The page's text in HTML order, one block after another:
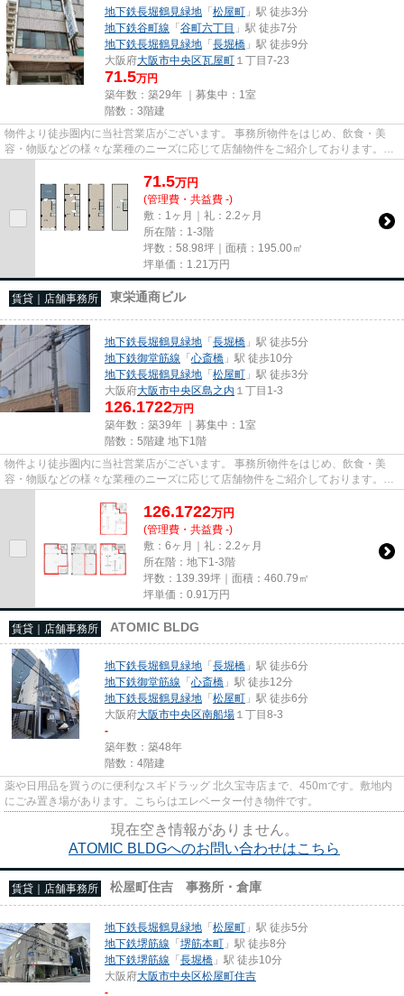
地下鉄長堀鶴見緑地 「松屋町 」駅 徒歩3分
地下鉄谷町線 「谷町六丁目 」駅 徒歩7分
地下鉄長堀鶴見緑地 「長堀橋 」駅 徒歩9分
大阪府大阪市中央区瓦屋町 １丁目7-23
71.5万円
築年数：築29年 ｜募集中： 1室
階数：3階建
物件より徒歩圏内に当社営業店がございます。 事務所物件をはじめ、飲食・美
容・物販などの様々な業種のニーズに応じて店舗物件をご紹介しております。
尚、弊社ではおとり広告は一切...
71.5万円
(管理費・共益費 -)
敷：1ヶ月｜礼：2.2ヶ月
所在階：1-3階
坪数：58.98坪｜面積：195.00㎡
坪単価： 1.21 万円
賃貸｜店舗事務所 東栄通商ビル
地下鉄長堀鶴見緑地 「長堀橋 」駅 徒歩5分
地下鉄御堂筋線 「心斎橋 」駅 徒歩10分
地下鉄長堀鶴見緑地 「松屋町 」駅 徒歩3分
大阪府大阪市中央区島之内 １丁目1-3
126.1722万円
築年数：築39年 ｜募集中： 1室
階数：5階建 地下1階
物件より徒歩圏内に当社営業店がございます。 事務所物件をはじめ、飲食・美
容・物販などの様々な業種のニーズに応じて店舗物件をご紹介しております。
尚、弊社ではおとり広告は一切...
126.1722万円
(管理費・共益費 -)
敷：6ヶ月｜礼：2.2ヶ月
所在階：地下1-3階
坪数：139.39坪｜面積：460.79㎡
坪単価： 0.91 万円
賃貸｜店舗事務所 ATOMIC BLDG
地下鉄長堀鶴見緑地 「長堀橋 」駅 徒歩6分
地下鉄御堂筋線 「心斎橋 」駅 徒歩12分
地下鉄長堀鶴見緑地 「松屋町 」駅 徒歩6分
大阪府大阪市中央区南船場 １丁目8-3
-
築年数：築48年
階数：4階建
薬や日用品を買うのに便利なスギドラッグ 北久宝寺店まで、450mです。敷地内
にごみ置き場があります。こちらはエレベーター付き物件です。
現在空き情報がありません。
ATOMIC BLDGへのお問い合わせはこちら
賃貸｜店舗事務所 松屋町住吉 事務所・倉庫
地下鉄長堀鶴見緑地 「松屋町 」駅 徒歩5分
地下鉄堺筋線 「堺筋本町 」駅 徒歩8分
地下鉄堺筋線 「長堀橋 」駅 徒歩10分
大阪府大阪市中央区松屋町住吉
-